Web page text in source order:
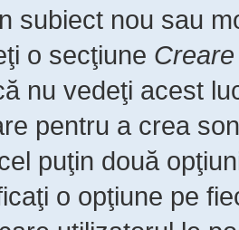
subiect nou sau
o secţiune
nu vedeţi acest
pentru a crea
puţin două
o opţiune pe